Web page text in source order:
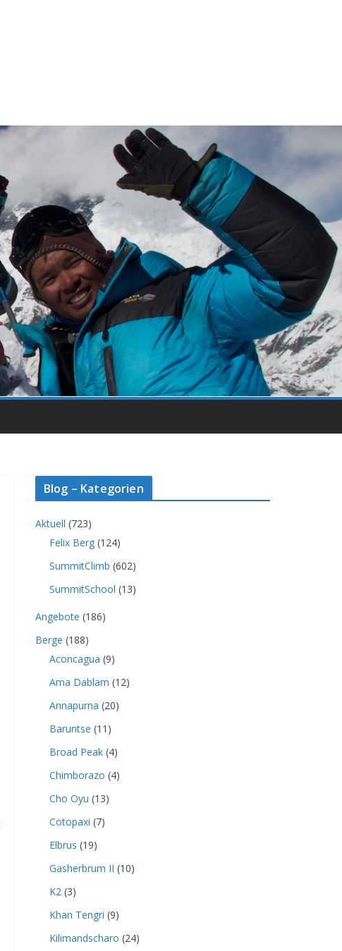
Blog – Kategorien
Aktuell (723)
Felix Berg (124)
SummitClimb (602)
SummitSchool (13)
Angebote (186)
Berge (188)
Aconcagua (9)
Ama Dablam (12)
Annapurna (20)
Baruntse (11)
Broad Peak (4)
Chimborazo (4)
Cho Oyu (13)
Cotopaxi (7)
Elbrus (19)
Gasherbrum II (10)
K2 (3)
Khan Tengri (9)
Kilimandscharo (24)